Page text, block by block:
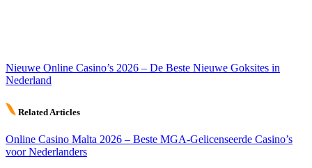
Nieuwe Online Casino’s 2026 – De Beste Nieuwe Goksites in
Nederland
Related Articles
Online Casino Malta 2026 – Beste MGA-Gelicenseerde Casino’s
voor Nederlanders